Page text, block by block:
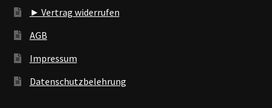
► Vertrag widerrufen
AGB
Impressum
Datenschutzbelehrung